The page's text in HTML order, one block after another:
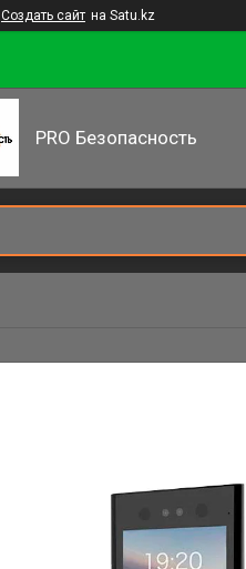
Создать сайт на Satu.kz
PRO Безопасность